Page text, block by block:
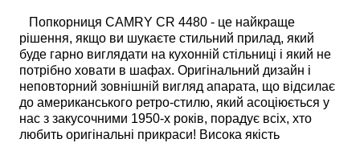
Попкорниця CAMRY CR 4480 - це найкраще
рішення, якщо ви шукаєте стильний прилад, який
буде гарно виглядати на кухонній стільниці і який не
потрібно ховати в шафах. Оригінальний дизайн і
неповторний зовнішній вигляд апарата, що відсилає
до американського ретро-стилю, який асоціюється у
нас з закусочними 1950-х років, порадує всіх, хто
любить оригінальні прикраси! Висока якість